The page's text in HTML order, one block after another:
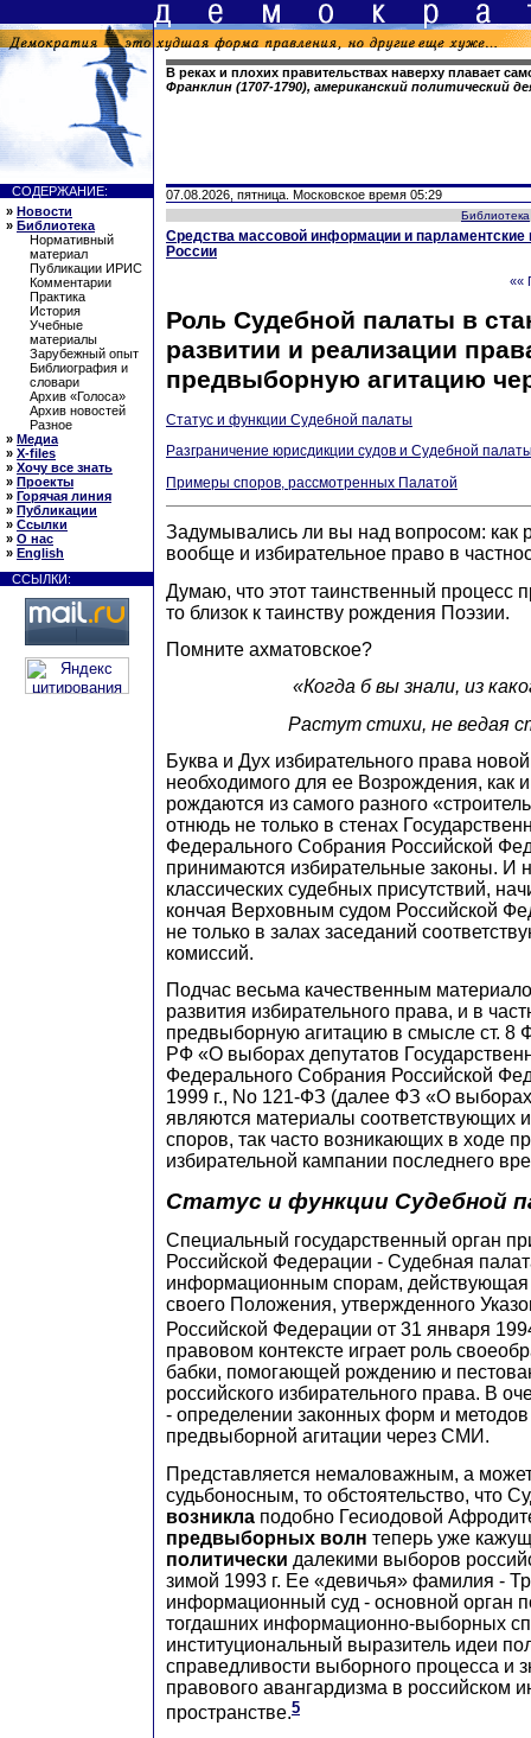
В реках и плохих правительствах наверху плавает
Франклин (1707-1790), американский политический
СОДЕРЖАНИЕ:
» Новости
» Библиотека
Нормативный
материал
Публикации ИРИС
Комментарии
Практика
История
Учебные
материалы
Зарубежный опыт
Библиография и
словари
Архив «Голоса»
Архив новостей
Разное
» Медиа
» X-files
» Хочу все знать
» Проекты
» Горячая линия
» Публикации
» Ссылки
» О нас
» English
ССЫЛКИ:
07.08.2026, пятница. Московское время 05:29
Библиотека
Средства массовой информации и парламентские
России
««
Роль Судебной палаты в
развитии и реализации
предвыборную агитацию
Статус и функции Судебной палаты
Разграничение юрисдикции судов и Судебной
Примеры споров, рассмотренных Палатой
Задумывались ли вы над вопросом: как
вообще и избирательное право в
Думаю, что этот таинственный процесс
то близок к таинству рождения Поэзии.
Помните ахматовское?
«Когда б вы знали, из
Растут стихи, не ведая
Буква и Дух избирательного права
необходимого для ее Возрождения, как
рождаются из самого разного
отнюдь не только в стенах
Федерального Собрания Российской
принимаются избирательные законы. И
классических судебных присутствий,
кончая Верховным судом Российской
не только в залах заседаний
комиссий.
Подчас весьма качественным
развития избирательного права, и в
предвыборную агитацию в смысле ст. 8
РФ «О выборах депутатов
Федерального Собрания Российской
1999 г., No 121-ФЗ (далее ФЗ «О
являются материалы соответствующих
споров, так часто возникающих в ходе
избирательной кампании последнего
Статус и функции Судебной
Специальный государственный орган
Российской Федерации - Судебная
информационным спорам, действующая
своего Положения, утвержденного
Российской Федерации от 31 января
правовом контексте играет роль
бабки, помогающей рождению и
российского избирательного права. В
- определении законных форм и
предвыборной агитации через СМИ.
Представляется немаловажным, а
судьбоносным, то обстоятельство, что
возникла подобно Гесиодовой
предвыборных волн теперь уже
политически далекими выборов
зимой 1993 г. Ее «девичья» фамилия -
информационный суд - основной орган
тогдашних информационно-выборных
институциональный выразитель идеи
справедливости выборного процесса и
правового авангардизма в российском
пространстве.5